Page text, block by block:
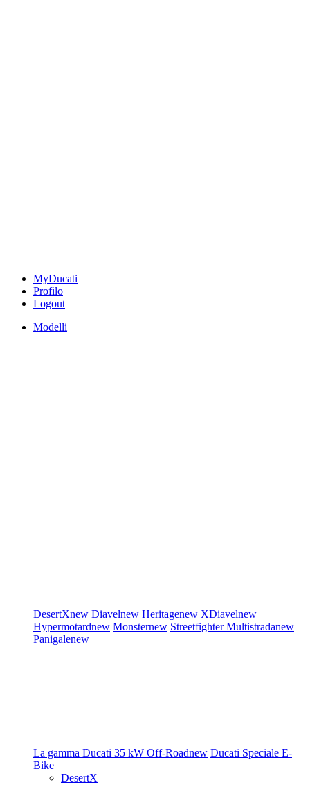
MyDucati
Profilo
Logout
Modelli
DesertXnew Diavelnew Heritagenew XDiavelnew
Hypermotardnew Monsternew StreetfighterMultistradanew
Panigalenew
La gamma Ducati 35 kW Off-Roadnew Ducati Speciale E-
Bike
DesertX